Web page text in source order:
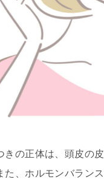
きの正体は、頭皮の
た、ホルモンバラン